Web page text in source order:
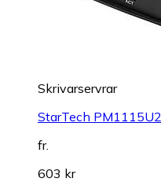
Skrivarservrar
StarTech PM1115U2
fr.
603 kr